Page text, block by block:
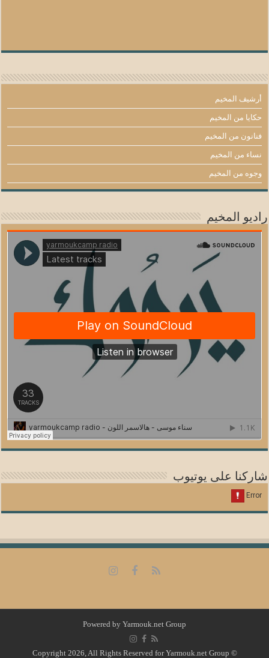
أرشيف المخيم
حكايا من المخيم
فنانون من المخيم
نساء من المخيم
وجوه من المخيم
راديو المخيم
شاركنا على يوتيوب
Powered by Yarmouk.net Group
© Copyright 2026, All Rights Reserved for Yarmouk.net Group